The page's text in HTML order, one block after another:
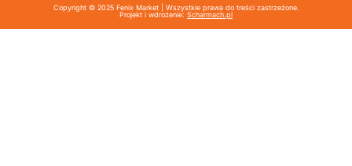
Copyright © 2025 Fenix Market | Wszystkie prawa do treści zastrzeżone.
Projekt i wdrożenie: Scharmach.pl